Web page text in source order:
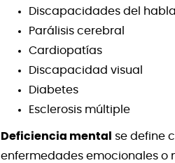
Discapacidades del habla
Parálisis cerebral
Cardiopatías
Discapacidad visual
Diabetes
Esclerosis múltiple
Deficiencia mental
se define
enfermedades emocionales o